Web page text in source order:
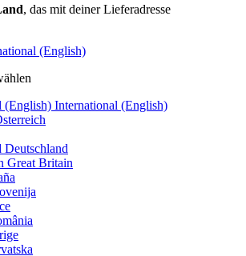
, das mit deiner Lieferadresse
(English)
International (English)
Deutschland
Great Britain